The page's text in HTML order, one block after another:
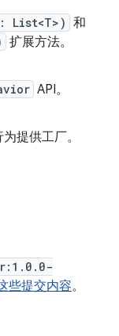
List<T>) 和
扩展方法。
API。
提供工厂。
些提交内容。